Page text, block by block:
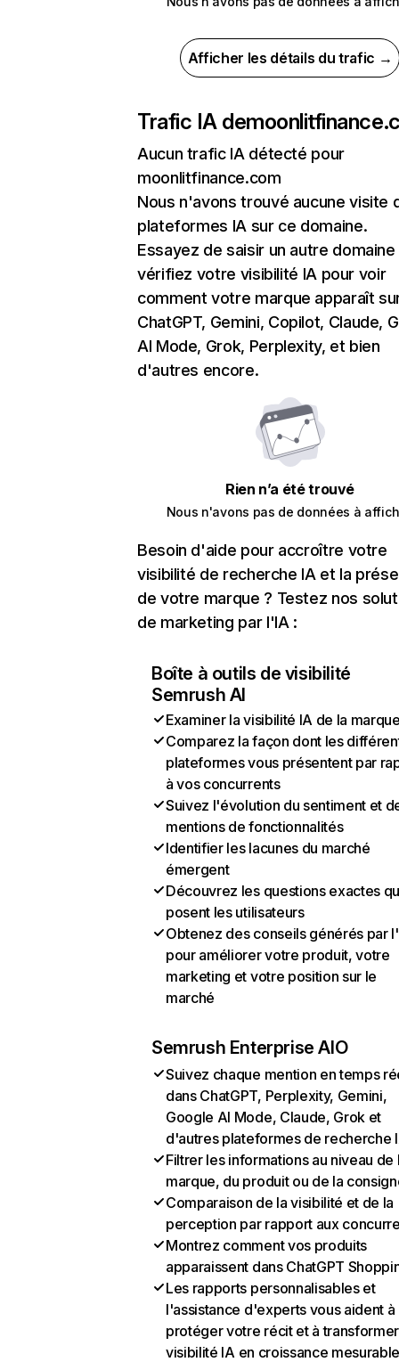
Afficher les détails du trafic →
Trafic IA de
Aucun trafic IA détecté pour
moonlitfinance.com
Nous n'avons trouvé aucune visite
plateformes IA sur ce domaine.
Essayez de saisir un autre domaine
vérifiez votre visibilité IA pour voir
comment votre marque apparaît
ChatGPT, Gemini, Copilot, Claude,
AI Mode, Grok, Perplexity, et bien
d'autres encore.
Rien n’a été trouvé
Nous n'avons pas de données à
Besoin d'aide pour accroître votre
visibilité de recherche IA et la
de votre marque ? Testez nos
de marketing par l'IA :
Boîte à outils de visibilité
Semrush AI
Examiner la visibilité IA de la
Comparez la façon dont les
plateformes vous présentent par
à vos concurrents
Suivez l'évolution du sentiment et
mentions de fonctionnalités
Identifier les lacunes du marché
émergent
Découvrez les questions exactes
posent les utilisateurs
Obtenez des conseils générés par
pour améliorer votre produit, votre
marketing et votre position sur le
marché
Semrush Enterprise AIO
Suivez chaque mention en temps
dans ChatGPT, Perplexity, Gemini,
Google AI Mode, Claude, Grok et
d'autres plateformes de recherche
Filtrer les informations au niveau de
marque, du produit ou de la
Comparaison de la visibilité et de la
perception par rapport aux
Montrez comment vos produits
apparaissent dans ChatGPT
Les rapports personnalisables et
l'assistance d'experts vous aident à
protéger votre récit et à
visibilité IA en croissance